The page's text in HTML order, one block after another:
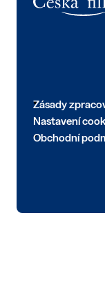
Zásady
Nastavení
Obchodní